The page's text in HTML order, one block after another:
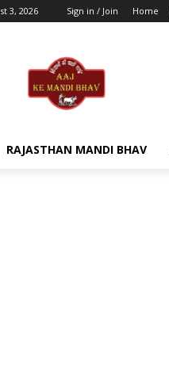
3, 2026 Sign in / Join Home
RAJASTHAN MANDI BHAV